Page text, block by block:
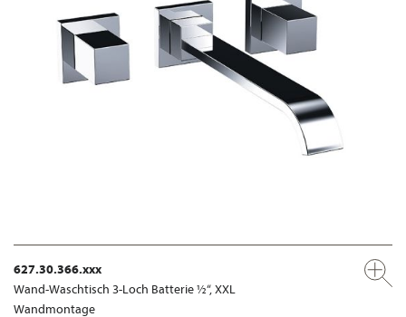
627.30.366.xxx
Wand-Waschtisch 3-Loch Batterie ½“, XXL
Wandmontage